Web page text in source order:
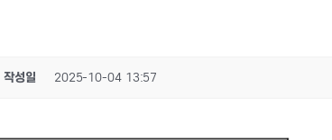
작성일 2025-10-04 13:57